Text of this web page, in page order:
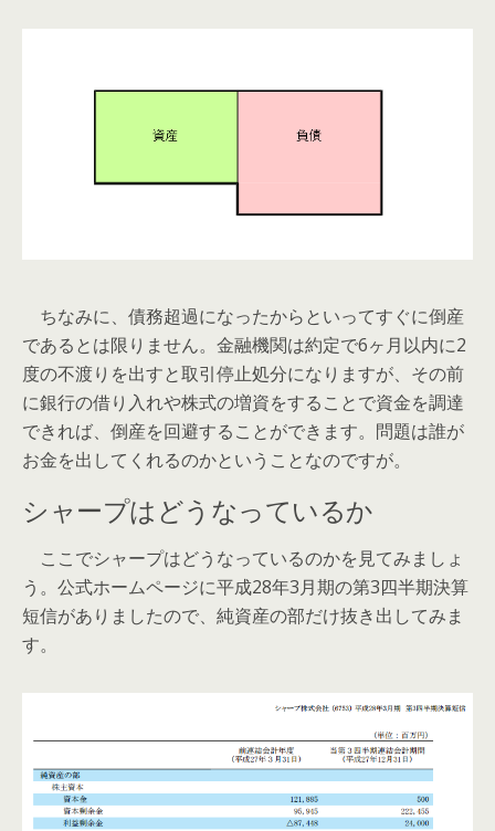
ちなみに、債務超過になったからといってすぐに倒産
であるとは限りません。金融機関は約定で6ヶ月以内に2
度の不渡りを出すと取引停止処分になりますが、その前
に銀行の借り入れや株式の増資をすることで資金を調達
できれば、倒産を回避することができます。問題は誰が
お金を出してくれるのかということなのですが。
シャープはどうなっているか
ここでシャープはどうなっているのかを見てみましょ
う。公式ホームページに平成28年3月期の第3四半期決算
短信がありましたので、純資産の部だけ抜き出してみま
す。